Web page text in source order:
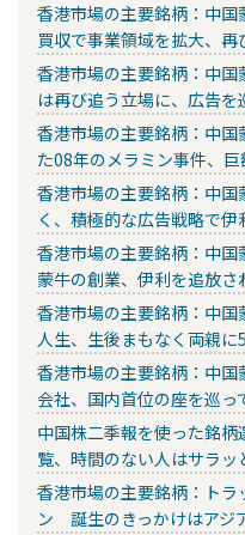
香港市場の主要銘柄：中
買収で事業領域を拡大、
香港市場の主要銘柄：中
は再び追う立場に、広告
香港市場の主要銘柄：中
た08年のメラミン事件、
香港市場の主要銘柄：中
く、積極的な広告戦略で
香港市場の主要銘柄：中
蒙牛の創業、伊利を追放さ
香港市場の主要銘柄：中
人生、生後まもなく両親に
香港市場の主要銘柄：中
会社、国内首位の座を巡
中国株二季報を使った銘
覧、時間のない人はサラ
香港市場の主要銘柄：ト
ン 誕生のきっかけはアジ